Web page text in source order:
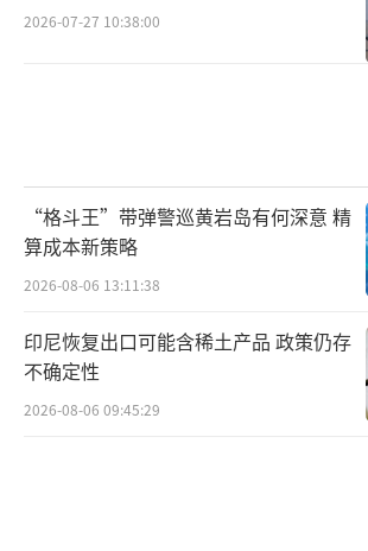
2026-07-27 10:38:00
“格斗王”带弹警巡黄岩岛有何深意 精
算成本新策略
2026-08-06 13:11:38
印尼恢复出口可能含稀土产品 政策仍存
不确定性
2026-08-06 09:45:29